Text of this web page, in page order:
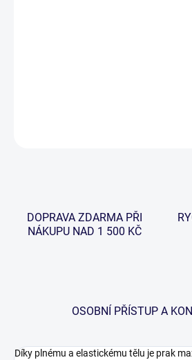
DOPRAVA ZDARMA PŘI
NÁKUPU NAD 1 500 KČ
OSOBNÍ PŘÍSTUP A
Díky plnému a elastickému tělu je prak